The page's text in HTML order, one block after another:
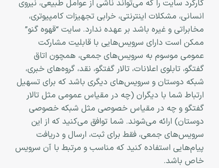
کارکرد سایت را که می‌تواند ناشى از عوامل طبیعى، نیروى
انسانی، مشکلات اینترنتى، خرابی تجهیزات کامپیوترى،
مخابراتى و غیره باشد بر عهده ندارد. سایت “قهوه گنو”
ممکن است دارای سرویس‌‏هایی با قابلیت مشارکت
عمومی موسوم به سرویس‌‏های جمعی، همچون اتاق
گفتگو، تابلوی اعلانات، تالار گفتگو، نقد، گروه‌‏های خبری،
شبکه دوستان و سرویس‏‌های دیگری باشد که برای تسهیل
ارتباط شما با دیگران (چه در مقیاس عمومی مثل تالار
گفتگو و چه در مقیاس خصوصی مثل شبکه خصوصی
دوستان) ارائه می‏‌شوند. شما توافق می‏‌کنید که از این
سرویس‏‌های جمعی، فقط برای ثبت، ارسال و دریافت
پیام‏‌هایی استفاده کنید که مناسب و مرتبط با آن سرویس
خاص باشد.